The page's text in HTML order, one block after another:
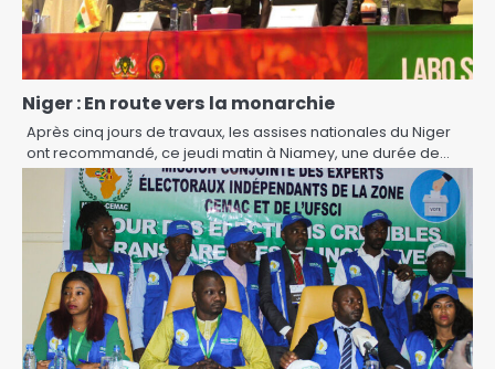
Niger : En route vers la monarchie
Après cinq jours de travaux, les assises nationales du Niger
ont recommandé, ce jeudi matin à Niamey, une durée de…